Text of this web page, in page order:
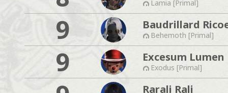
Lamia [Primal]
9 Baudrillard
Behemoth [Primal]
9 Excesum Lumen
Exodus [Primal]
Rarali Rali